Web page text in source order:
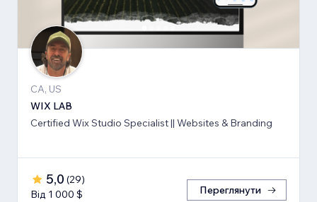
CA, US
WIX LAB
Certified Wix Studio Specialist || Websites & Branding
5,0 (29)
Від 1 000 $
Переглянути